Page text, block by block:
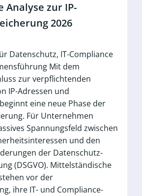
Analyse zur IP-
2026
Datenschutz, IT-Compliance
Mit dem
zur verpflichtenden
IP-Adressen und
eine neue Phase der
Für Unternehmen
Spannungsfeld zwischen
und den
der Datenschutz-
(DSGVO). Mittelständische
vor der
ihre IT- und Compliance-